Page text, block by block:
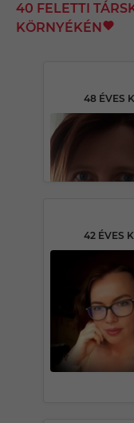
40 FELETTI
KÖRNYÉKÉN
48 ÉVES
42 ÉVES